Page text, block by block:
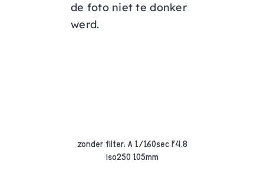
de foto niet te donker
werd.
zonder filter: A 1/160sec F4.8
iso250 105mm